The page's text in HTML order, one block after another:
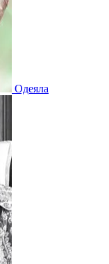
Одеяла